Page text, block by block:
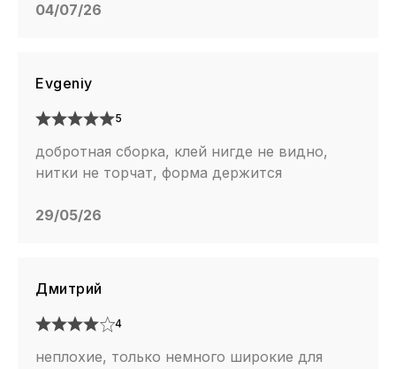
04/07/26
Evgeniy
5
добротная сборка, клей нигде не видно,
нитки не торчат, форма держится
29/05/26
Дмитрий
4
неплохие, только немного широкие для